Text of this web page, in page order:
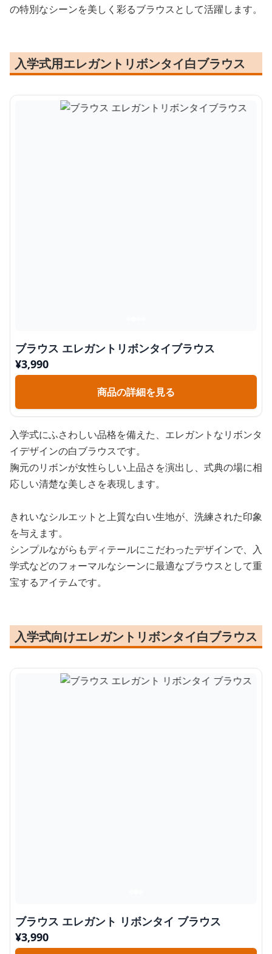
の特別なシーンを美しく彩るブラウスとして活躍します。
入学式用エレガントリボンタイ白ブラウス
ブラウス エレガントリボンタイブラウス
¥3,990
商品の詳細を見る
入学式にふさわしい品格を備えた、エレガントなリボンタ
イデザインの白ブラウスです。
胸元のリボンが女性らしい上品さを演出し、式典の場に相
応しい清楚な美しさを表現します。
きれいなシルエットと上質な白い生地が、洗練された印象
を与えます。
シンプルながらもディテールにこだわったデザインで、入
学式などのフォーマルなシーンに最適なブラウスとして重
宝するアイテムです。
入学式向けエレガントリボンタイ白ブラウス
ブラウス エレガント リボンタイ ブラウス
¥3,990